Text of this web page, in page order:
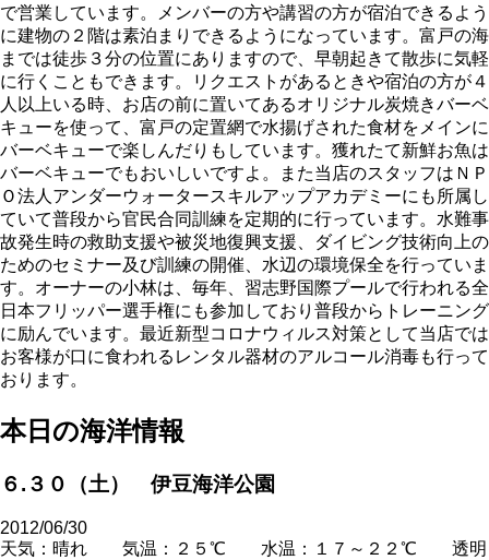
で営業しています。メンバーの方や講習の方が宿泊できるよう
に建物の２階は素泊まりできるようになっています。富戸の海
までは徒歩３分の位置にありますので、早朝起きて散歩に気軽
に行くこともできます。リクエストがあるときや宿泊の方が４
人以上いる時、お店の前に置いてあるオリジナル炭焼きバーベ
キューを使って、富戸の定置網で水揚げされた食材をメインに
バーベキューで楽しんだりもしています。獲れたて新鮮お魚は
バーベキューでもおいしいですよ。また当店のスタッフはＮＰ
Ｏ法人アンダーウォータースキルアップアカデミーにも所属し
ていて普段から官民合同訓練を定期的に行っています。水難事
故発生時の救助支援や被災地復興支援、ダイビング技術向上の
ためのセミナー及び訓練の開催、水辺の環境保全を行っていま
す。オーナーの小林は、毎年、習志野国際プールで行われる全
日本フリッパー選手権にも参加しており普段からトレーニング
に励んでいます。最近新型コロナウィルス対策として当店では
お客様が口に食われるレンタル器材のアルコール消毒も行って
おります。
本日の海洋情報
６.３０（土） 伊豆海洋公園
2012/06/30
天気：晴れ 気温：２５℃ 水温：１７～２２℃ 透明